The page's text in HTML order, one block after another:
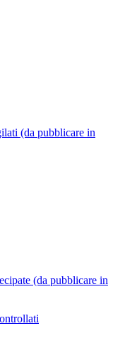
(da pubblicare in
(da pubblicare in